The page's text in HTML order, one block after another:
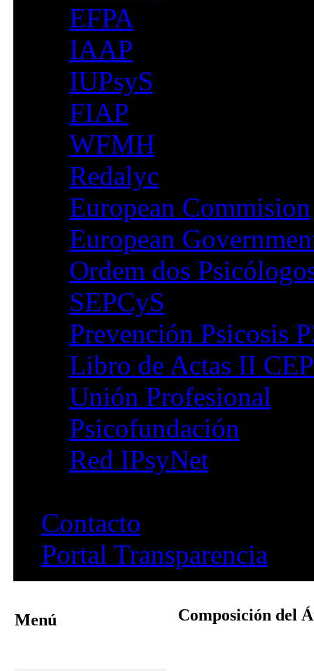
EFPA
IAAP
IUPsyS
FIAP
WFMH
Redalyc
European Commision
European
Ordem dos
SEPCyS
Prevención Psicosis
Libro de Actas II
Unión Profesional
Psicofundación
Red IPsyNet
Contacto
Portal Transparencia
Menú Composición del